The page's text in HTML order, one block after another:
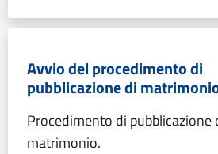
Avvio del procedimento di
pubblicazione di
Procedimento di pubblicazione
matrimonio.